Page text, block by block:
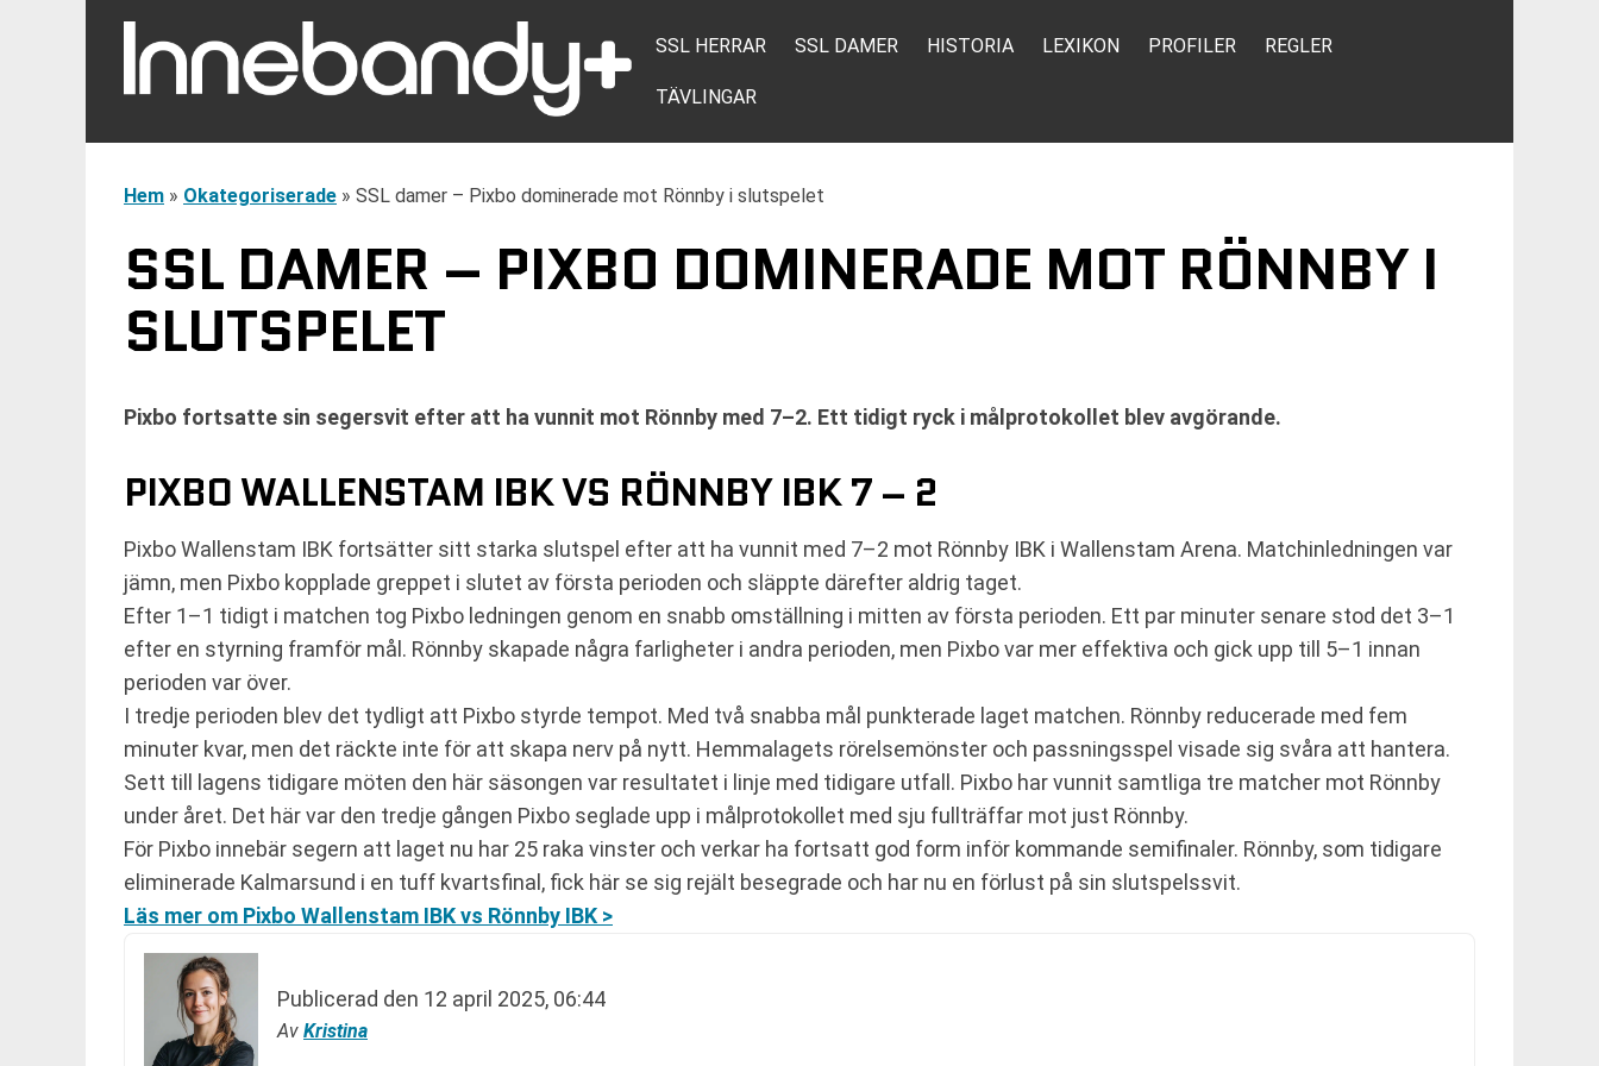
SSL HERRAR SSL DAMER HISTORIA LEXIKON PROFILER REGLER
TÄVLINGAR
Hem » Okategoriserade » SSL damer – Pixbo dominerade mot Rönnby i slutspelet
SSL DAMER – PIXBO DOMINERADE MOT RÖNNBY I
SLUTSPELET
Pixbo fortsatte sin segersvit efter att ha vunnit mot Rönnby med 7–2. Ett tidigt ryck i målprotokollet blev avgörande.
PIXBO WALLENSTAM IBK VS RÖNNBY IBK 7 – 2
Pixbo Wallenstam IBK fortsätter sitt starka slutspel efter att ha vunnit med 7–2 mot Rönnby IBK i Wallenstam Arena. Matchinledningen var
jämn, men Pixbo kopplade greppet i slutet av första perioden och släppte därefter aldrig taget.
Efter 1–1 tidigt i matchen tog Pixbo ledningen genom en snabb omställning i mitten av första perioden. Ett par minuter senare stod det 3–1
efter en styrning framför mål. Rönnby skapade några farligheter i andra perioden, men Pixbo var mer effektiva och gick upp till 5–1 innan
perioden var över.
I tredje perioden blev det tydligt att Pixbo styrde tempot. Med två snabba mål punkterade laget matchen. Rönnby reducerade med fem
minuter kvar, men det räckte inte för att skapa nerv på nytt. Hemmalagets rörelsemönster och passningsspel visade sig svåra att hantera.
Sett till lagens tidigare möten den här säsongen var resultatet i linje med tidigare utfall. Pixbo har vunnit samtliga tre matcher mot Rönnby
under året. Det här var den tredje gången Pixbo seglade upp i målprotokollet med sju fullträffar mot just Rönnby.
För Pixbo innebär segern att laget nu har 25 raka vinster och verkar ha fortsatt god form inför kommande semifinaler. Rönnby, som tidigare
eliminerade Kalmarsund i en tuff kvartsfinal, fick här se sig rejält besegrade och har nu en förlust på sin slutspelssvit.
Läs mer om Pixbo Wallenstam IBK vs Rönnby IBK >
Publicerad den 12 april 2025, 06:44
Av Kristina